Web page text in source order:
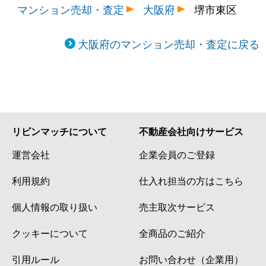
マンション売却・査定
大阪府 堺市東区
大阪府のマンション売却・査定に戻る
リビンマッチについて
運営会社
利用規約
個人情報の取り扱い
クッキーについて
引用ルール
不動産会社向けサービス
企業会員のご登録
仕入れ担当の方はこちら
売主取次サービス
全商品のご紹介
お問い合わせ（企業用）